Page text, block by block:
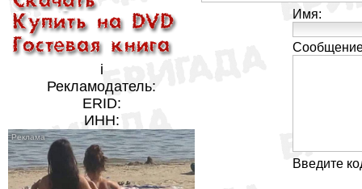
i
Рекламодатель:
ERID:
ИНН:
Имя:
Введите